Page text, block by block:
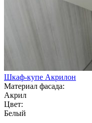
Шкаф-купе Акрилон
Материал фасада:
Акрил
Цвет:
Белый